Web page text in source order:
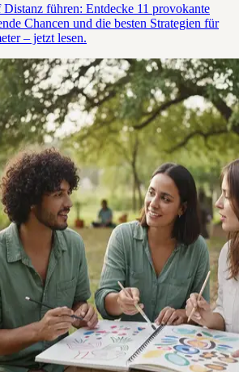
führen: Entdecke 11 provokante
Chancen und die besten Strategien für
– jetzt lesen.